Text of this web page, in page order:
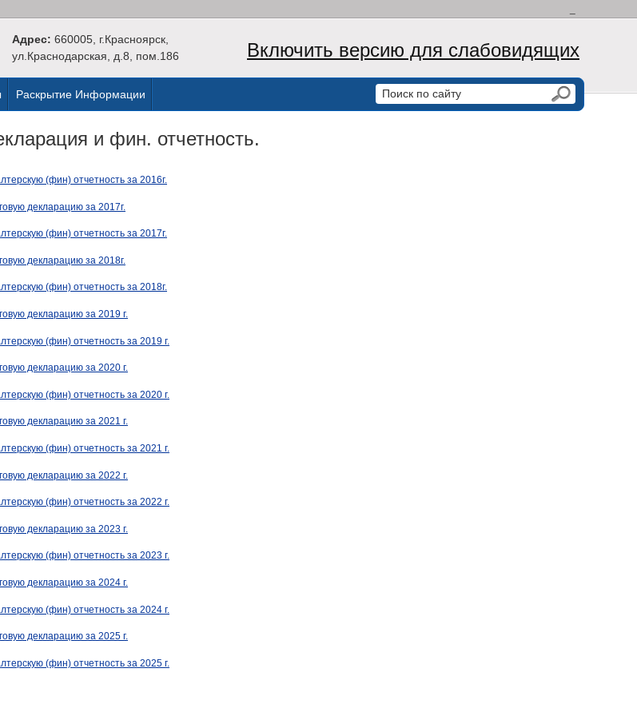
Адрес: 660005, г.Красноярск,
ул.Краснодарская, д.8, пом.186
Включить версию для слабовидящих
Раскрытие Информации
и фин. отчетность.
(фин) отчетность за 2016г.
декларацию за 2017г.
(фин) отчетность за 2017г.
декларацию за 2018г.
(фин) отчетность за 2018г.
декларацию за 2019 г.
(фин) отчетность за 2019 г.
декларацию за 2020 г.
(фин) отчетность за 2020 г.
декларацию за 2021 г.
(фин) отчетность за 2021 г.
декларацию за 2022 г.
(фин) отчетность за 2022 г.
декларацию за 2023 г.
(фин) отчетность за 2023 г.
декларацию за 2024 г.
(фин) отчетность за 2024 г.
декларацию за 2025 г.
(фин) отчетность за 2025 г.